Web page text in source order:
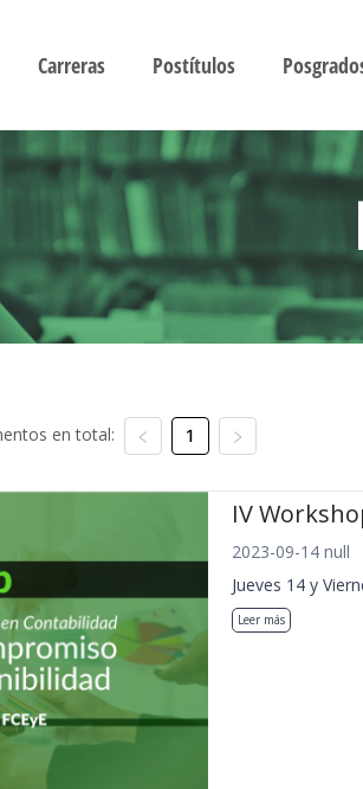
Carreras Postítulos
en total: 1
IV
2023-09-14 null
Jueves 14 y
Leer más